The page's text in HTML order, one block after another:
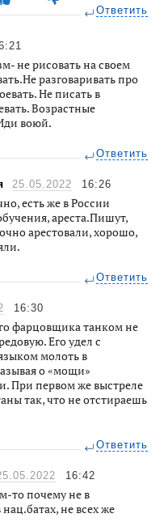
Ответить
не рисовать на своем
разговаривать про
Не писать в
Возрастные
воюй.
Ответить
25.05.2022 16:26
есть же в России
ареста.Пишут,
арестовали, хорошо,
Ответить
16:30
фарцовщика танком не
Его удел с
молоть в
о «мощи»
При первом же выстреле
так, что не отстираешь
Ответить
16:42
то почему не в
не всех же